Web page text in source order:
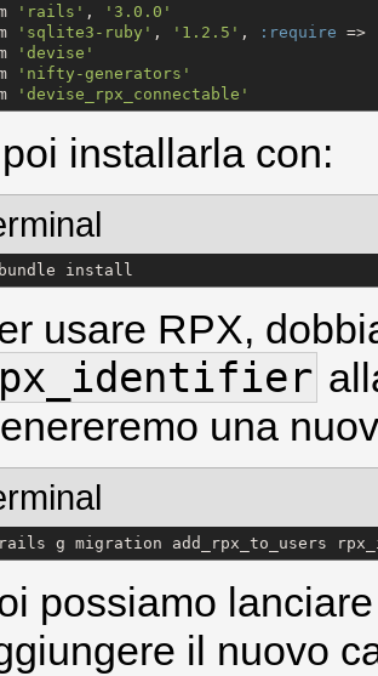
' rails ' , ' 3.0.0 '
' sqlite3-ruby ' , ' 1.2.5 ' , :require =>
' devise '
' nifty-generators '
' devise_rpx_connectable '
installarla con:
install
usare RPX,
una
g migration add_rpx_to_users
possiamo
il nuovo